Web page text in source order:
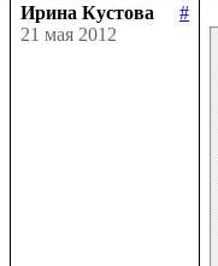
Ирина Кустова
#
21 мая 2012